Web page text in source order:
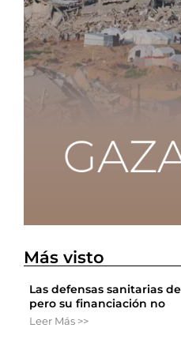
Más visto
Las defensas sanitarias
pero su financiación no
Leer Más >>